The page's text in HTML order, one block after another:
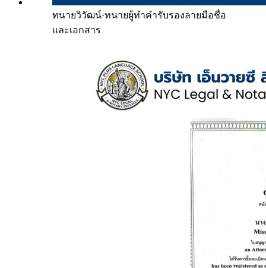
ทนายวิวัฒน์·ทนายผู้ทำคำรับรองลายมือชื่อ
และเอกสาร